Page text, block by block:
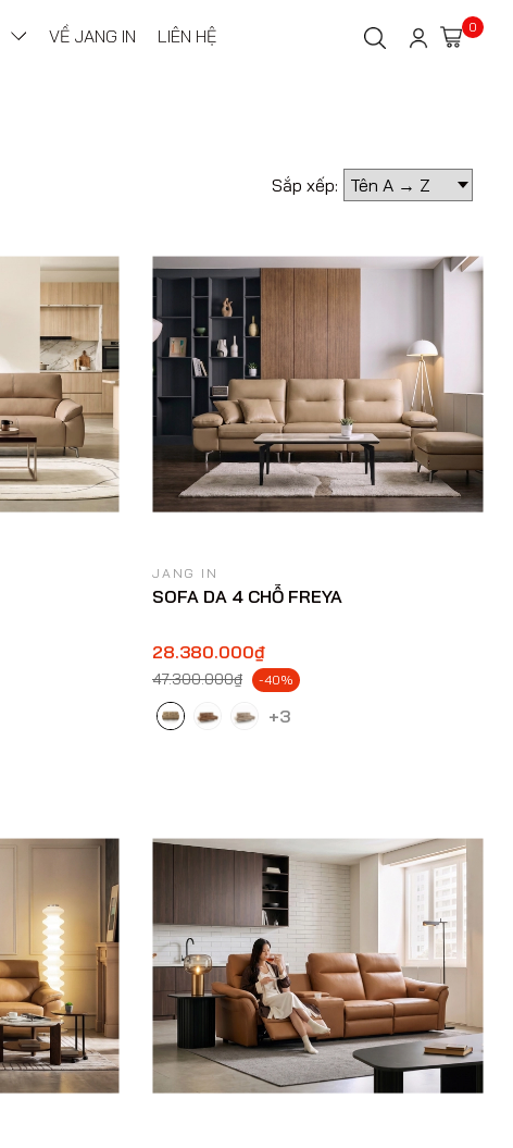
VỀ JANG IN LIÊN HỆ 0
Sắp xếp:
JANG IN
SOFA DA 4 CHỖ FREYA
28.380.000₫
47.300.000₫ -40%
+3